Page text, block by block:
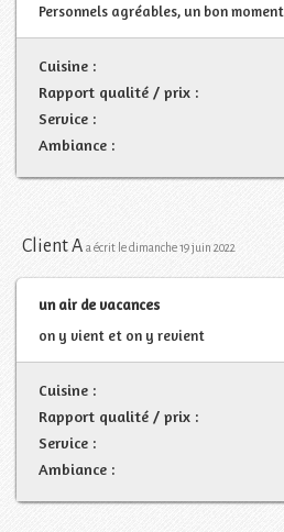
Personnels agréables, un bon moment
Cuisine :
Rapport qualité / prix :
Service :
Ambiance :
Client A a écrit le dimanche 19 juin 2022
un air de vacances
on y vient et on y revient
Cuisine :
Rapport qualité / prix :
Service :
Ambiance :